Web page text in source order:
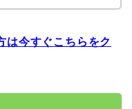
は今すぐこちらをク